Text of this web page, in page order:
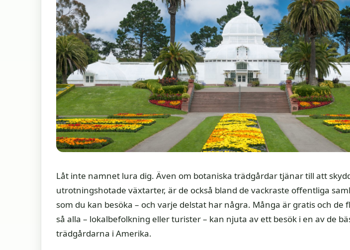
Låt inte namnet lura dig. Även om botaniska trädgårdar tjänar till att
utrotningshotade växtarter, är de också bland de vackraste offentliga
som du kan besöka – och varje delstat har några. Många är gratis och de
så alla – lokalbefolkning eller turister – kan njuta av ett besök i en av de
trädgårdarna i Amerika.